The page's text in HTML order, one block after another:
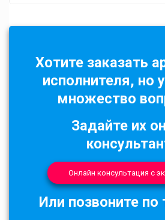
Хотите заказать
исполнителя, но
множество
Задайте их
Онлайн консультация с
Или позвоните по